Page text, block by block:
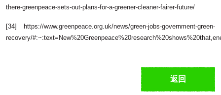
there-greenpeace-sets-out-plans-for-a-greener-cleaner-fairer-future/
[34] https://www.greenpeace.org.uk/news/green-jobs-government-green-
recovery/
返回